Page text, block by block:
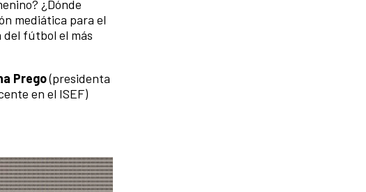
¿Dónde
mediática para el
fútbol el más
Prego(presidenta
en el ISEF)